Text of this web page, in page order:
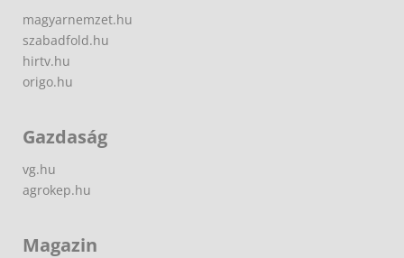
magyarnemzet.hu
szabadfold.hu
hirtv.hu
origo.hu
Gazdaság
vg.hu
agrokep.hu
Magazin